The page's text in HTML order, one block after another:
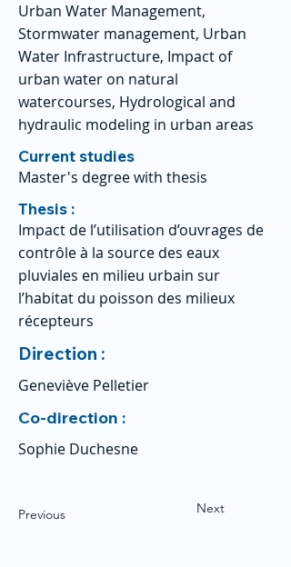
Urban Water Management,
Stormwater management, Urban
Water Infrastructure, Impact of
urban water on natural
watercourses, Hydrological and
hydraulic modeling in urban areas
Current studies
Master's degree with thesis
Thesis :
Impact de l’utilisation d’ouvrages de
contrôle à la source des eaux
pluviales en milieu urbain sur
l’habitat du poisson des milieux
récepteurs
Direction :
Geneviève Pelletier
Co-direction :
Sophie Duchesne
Previous Next